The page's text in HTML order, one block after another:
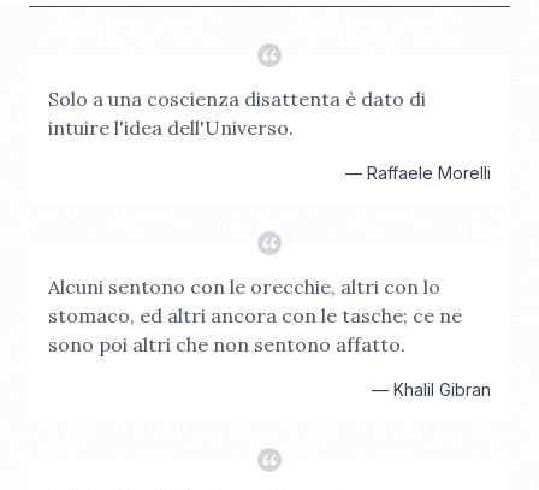
Solo a una coscienza disattenta è dato di
intuire l'idea dell'Universo.
— Raffaele Morelli
Alcuni sentono con le orecchie, altri con lo
stomaco, ed altri ancora con le tasche; ce ne
sono poi altri che non sentono affatto.
— Khalil Gibran